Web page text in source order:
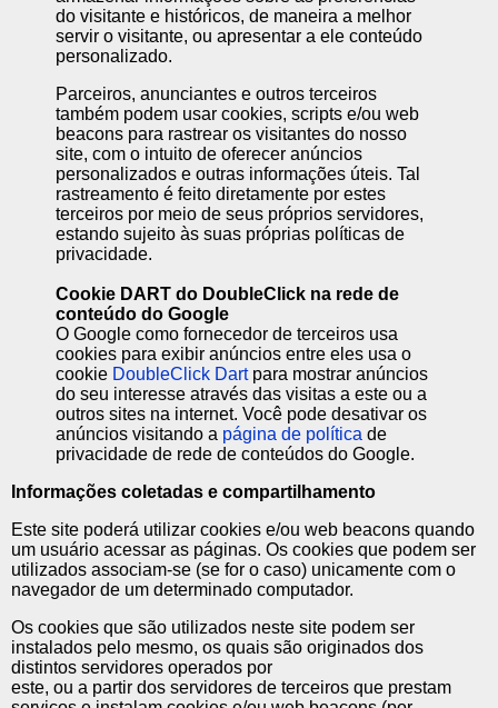
do visitante e históricos, de maneira a melhor
servir o visitante, ou apresentar a ele conteúdo
personalizado.
Parceiros, anunciantes e outros terceiros
também podem usar cookies, scripts e/ou web
beacons para rastrear os visitantes do nosso
site, com o intuito de oferecer anúncios
personalizados e outras informações úteis. Tal
rastreamento é feito diretamente por estes
terceiros por meio de seus próprios servidores,
estando sujeito às suas próprias políticas de
privacidade.
Cookie DART do DoubleClick na rede de
conteúdo do Google
O Google como fornecedor de terceiros usa
cookies para exibir anúncios entre eles usa o
cookie DoubleClick Dartpara mostrar anúncios
do seu interesse através das visitas a este ou a
outros sites na internet. Você pode desativar os
anúncios visitando a página de política de
privacidade de rede de conteúdos do Google.
Informações coletadas e compartilhamento
Este site poderá utilizar cookies e/ou web beacons quando
um usuário acessar as páginas. Os cookies que podem ser
utilizados associam-se (se for o caso) unicamente com o
navegador de um determinado computador.
Os cookies que são utilizados neste site podem ser
instalados pelo mesmo, os quais são originados dos
distintos servidores operados por
este, ou a partir dos servidores de terceiros que prestam